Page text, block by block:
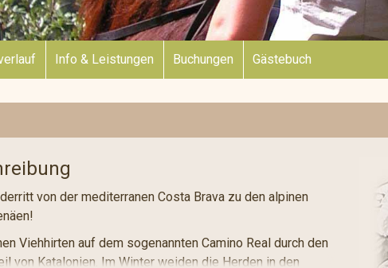
Info & Leistungen Buchungen Gästebuch
von der mediterranen Costa Brava zu den alpinen
Viehhirten auf dem sogenannten Camino Real durch den
von Katalonien. Im Winter weiden die Herden in den